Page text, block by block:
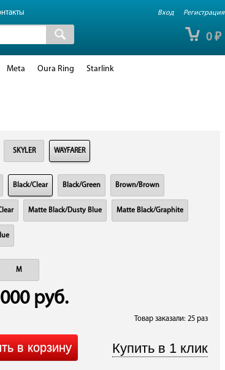
Вход Регистрация
0 ₽
Meta Oura Ring Starlink
SKYLER WAYFARER
Black/Clear Black/Green Brown/Brown
Matte Black/Dusty Blue Matte Black/Graphite
M
руб.
Товар заказали: 25 раз